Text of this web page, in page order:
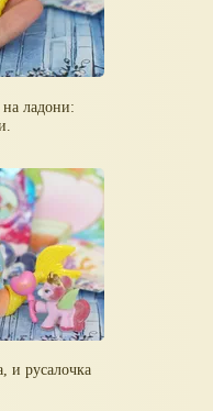
ладони:
русалочка